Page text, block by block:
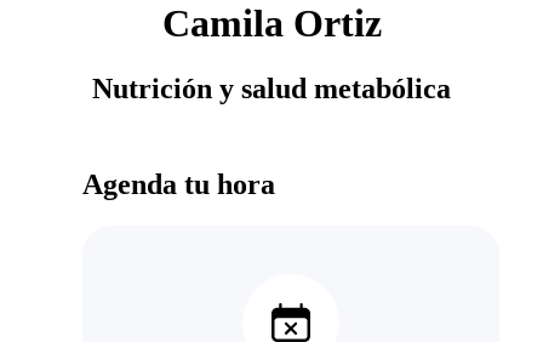
Camila Ortiz
Nutrición y salud metabólica
Agenda tu hora